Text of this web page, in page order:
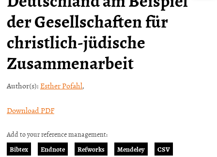
der Gesellschaften für
christlich-jüdische
Zusammenarbeit
Author(s): Esther Pofahl,
Download PDF
Add to your reference management:
Bibtex
Endnote Refworks Mendeley CSV